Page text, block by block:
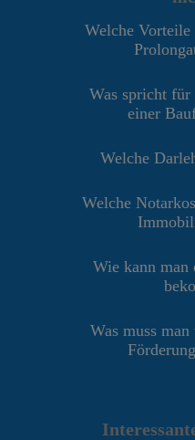
Welche
Was spricht für
einer
Welche
Welche
Wie kann
Was muss